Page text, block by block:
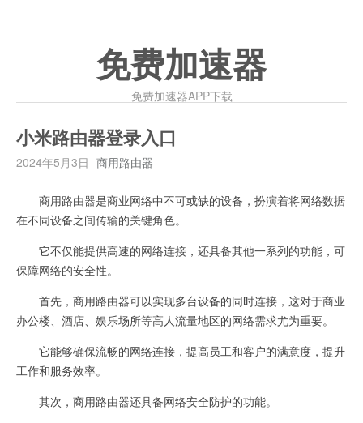
免费加速器
免费加速器APP下载
小米路由器登录入口
2024年5月3日 商用路由器
商用路由器是商业网络中不可或缺的设备，扮演着将网络数据
在不同设备之间传输的关键角色。
它不仅能提供高速的网络连接，还具备其他一系列的功能，可
保障网络的安全性。
首先，商用路由器可以实现多台设备的同时连接，这对于商业
办公楼、酒店、娱乐场所等高人流量地区的网络需求尤为重要。
它能够确保流畅的网络连接，提高员工和客户的满意度，提升
工作和服务效率。
其次，商用路由器还具备网络安全防护的功能。